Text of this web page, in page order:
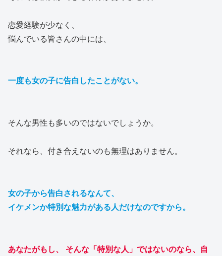
恋愛経験が少なく、
悩んでいる皆さんの中には、
一度も女の子に告白したことがない。
そんな男性も多いのではないでしょうか。
それなら、付き合えないのも無理はありません。
女の子から告白されるなんて、
イケメンか特別な魅力がある人だけなのですから。
あなたがもし、 そんな「特別な人」ではないのなら、自